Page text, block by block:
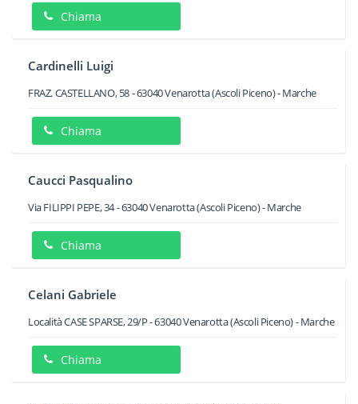
Chiama
Cardinelli Luigi
FRAZ. CASTELLANO, 58-63040Venarotta(Ascoli Piceno) -Marche
Chiama
Caucci Pasqualino
Via FILIPPI PEPE, 34-63040Venarotta(Ascoli Piceno) -Marche
Chiama
Celani Gabriele
Località CASE SPARSE, 29/P-63040Venarotta(Ascoli Piceno) -Marche
Chiama